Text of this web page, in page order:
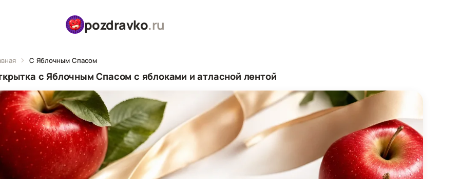
pozdravko.ru
С Яблочным Спасом
с Яблочным Спасом с яблоками и атласной лентой